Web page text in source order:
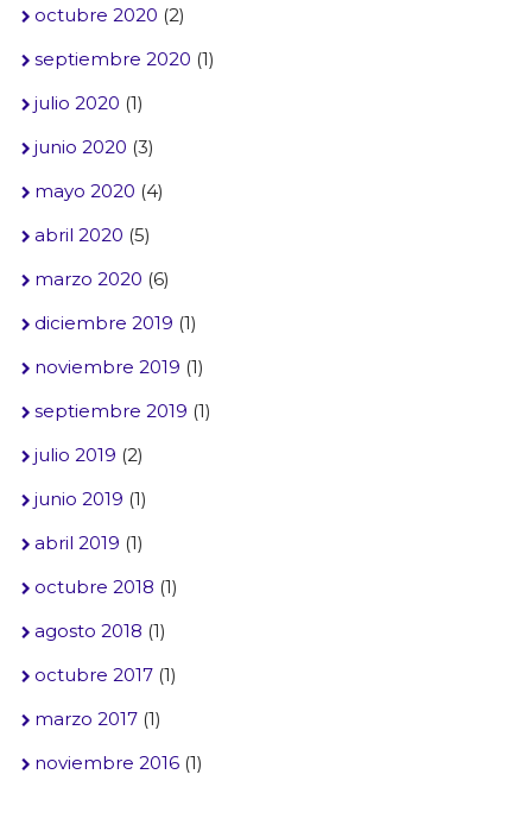
octubre 2020 (2)
septiembre 2020 (1)
julio 2020 (1)
junio 2020 (3)
mayo 2020 (4)
abril 2020 (5)
marzo 2020 (6)
diciembre 2019 (1)
noviembre 2019 (1)
septiembre 2019 (1)
julio 2019 (2)
junio 2019 (1)
abril 2019 (1)
octubre 2018 (1)
agosto 2018 (1)
octubre 2017(1)
marzo 2017(1)
noviembre 2016(1)